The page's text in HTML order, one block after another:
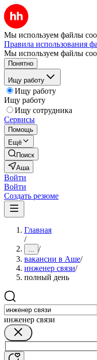
Мы используем файлы
Правила использования
Мы используем файлы
Понятно
Ищу работу
Ищу работу
Ищу работу
Ищу сотрудника
Сервисы
Помощь
Ещё
Поиск
Аша
Войти
Войти
Создать резюме
Главная
/
... /
вакансии в Аше/
инженер связи/
полный день
инженер связи